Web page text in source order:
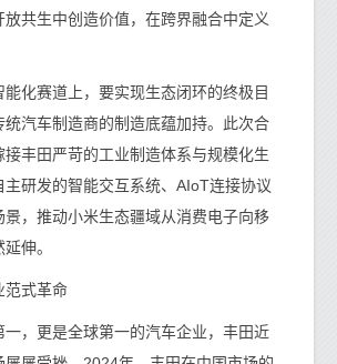
共生中创造价值，在跨界融合中定义
赛道上，要实现生态闭环的终极目
统汽车制造商的制造底蕴加持。此次合
接丰田严苛的工业制造体系与规模化生
主研发的智能交互系统、AIoT连接协议
景，推动小米生态疆域从消费电子向移
伸。
范式革命
，更是全球第一的汽车企业，丰田近